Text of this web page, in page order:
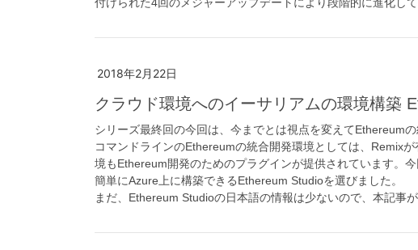
2018年2月22日
クラウド環境へのイーサリアムの環境構築
シリーズ最終回の今回は、今までとは視点を変えてEthereumの
コマンドラインのEthereumの統合開発環境としては、Remix
境もEthereum開発のためのプラグインが提供されています。
簡単にAzure上に構築できるEthereum Studioを選びました。
まだ、Ethereum Studioの日本語の情報は少ないので、本記事